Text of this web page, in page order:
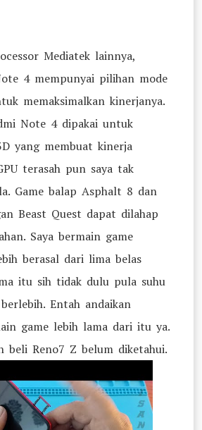
Mediatek lainnya,
4 mempunyai pilihan mode
memaksimalkan kinerjanya.
Note 4 dipakai untuk
yang membuat kinerja
terasah pun saya tak
Game balap Asphalt 8 dan
Beast Quest dapat dilahap
Saya bermain game
berasal dari lima belas
itu sih tidak dulu pula suhu
Entah andaikan
game lebih lama dari itu ya.
beli Reno7 Z belum diketahui.